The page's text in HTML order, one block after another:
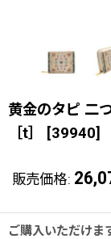
黄金のタピ 二
［t］
[39940]
販売価格:
ご購入いただけま